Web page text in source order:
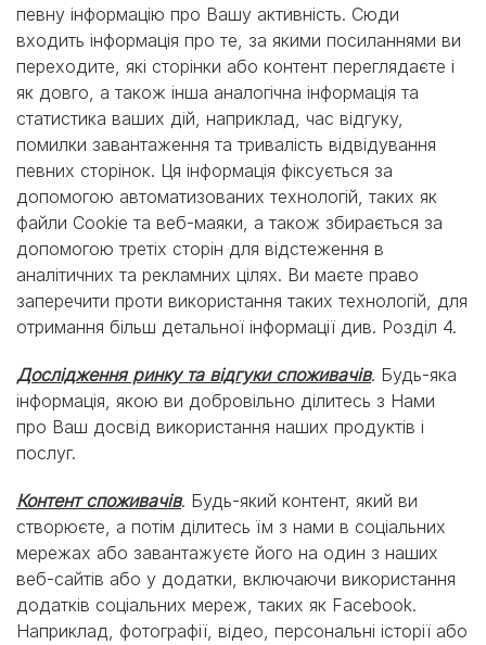
певну інформацію про Вашу активність. Сюди
входить інформація про те, за якими посиланнями ви
переходите, які сторінки або контент переглядаєте і
як довго, а також інша аналогічна інформація та
статистика ваших дій, наприклад, час відгуку,
помилки завантаження та тривалість відвідування
певних сторінок. Ця інформація фіксується за
допомогою автоматизованих технологій, таких як
файли Cookie та веб-маяки, а також збирається за
допомогою третіх сторін для відстеження в
аналітичних та рекламних цілях. Ви маєте право
заперечити проти використання таких технологій, для
отримання більш детальної інформації див. Розділ 4.
Дослідження ринку та відгуки споживачів. Будь-яка
інформація, якою ви добровільно ділитесь з Нами
про Ваш досвід використання наших продуктів і
послуг.
Контент споживачів. Будь-який контент, який ви
створюєте, а потім ділитесь їм з нами в соціальних
мережах або завантажуєте його на один з наших
веб-сайтів або у додатки, включаючи використання
додатків соціальних мереж, таких як Facebook.
Наприклад, фотографії, відео, персональні історії або